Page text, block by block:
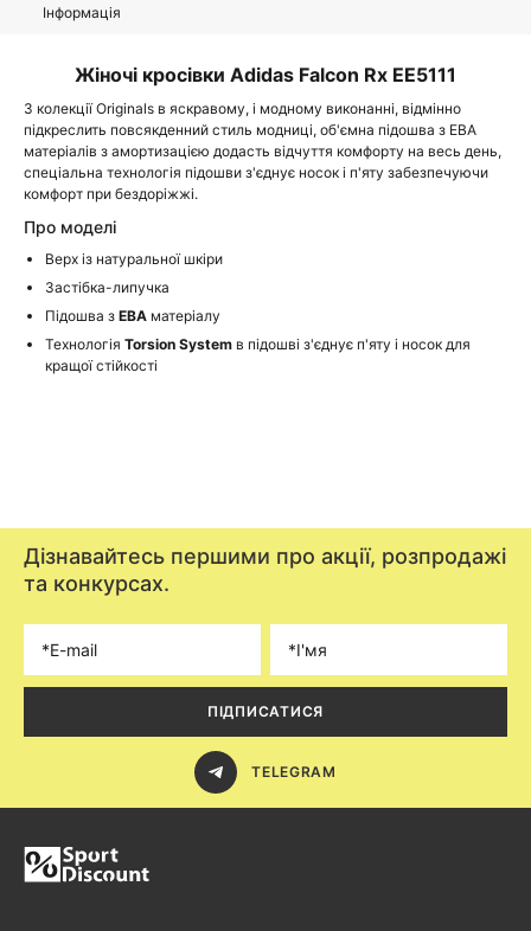
Інформація
Жіночі кросівки Adidas Falcon Rx EE5111
З колекції Originals в яскравому, і модному виконанні, відмінно
підкреслить повсякденний стиль модниці, об'ємна підошва з ЕВА
матеріалів з амортизацією додасть відчуття комфорту на весь день,
спеціальна технологія підошви з'єднує носок і п'яту забезпечуючи
комфорт при бездоріжжі.
Про моделі
Верх із натуральної шкіри
Застібка-липучка
Підошва з ЕВА матеріалу
Технологія Torsion System в підошві з'єднує п'яту і носок для
кращої стійкості
Дізнавайтесь першими про акції, розпродажі
та конкурсах.
ПІДПИСАТИСЯ
TELEGRAM